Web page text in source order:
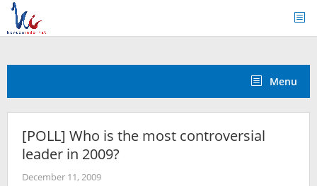
Skip
content
Menu
[POLL] Who is the most controversial
leader in 2009?
December 11, 2009by